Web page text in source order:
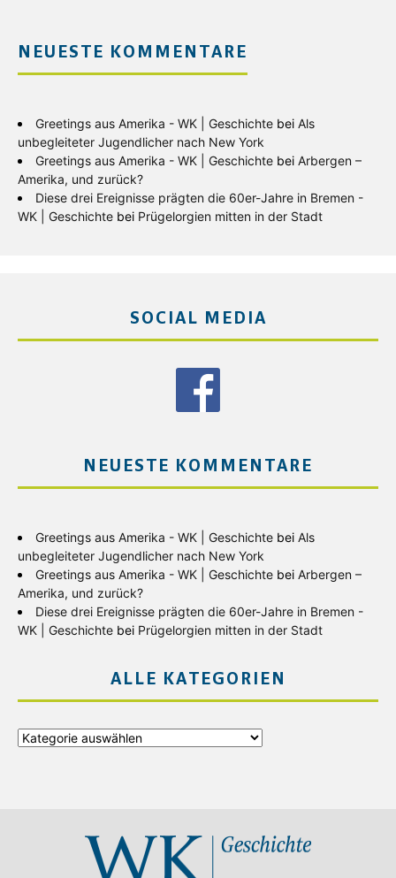
NEUESTE KOMMENTARE
Greetings aus Amerika - WK | Geschichte bei Als
unbegleiteter Jugendlicher nach New York
Greetings aus Amerika - WK | Geschichte bei Arbergen –
Amerika, und zurück?
Diese drei Ereignisse prägten die 60er-Jahre in Bremen -
WK | Geschichte bei Prügelorgien mitten in der Stadt
SOCIAL MEDIA
NEUESTE KOMMENTARE
Greetings aus Amerika - WK | Geschichte bei Als
unbegleiteter Jugendlicher nach New York
Greetings aus Amerika - WK | Geschichte bei Arbergen –
Amerika, und zurück?
Diese drei Ereignisse prägten die 60er-Jahre in Bremen -
WK | Geschichte bei Prügelorgien mitten in der Stadt
ALLE KATEGORIEN
Alle